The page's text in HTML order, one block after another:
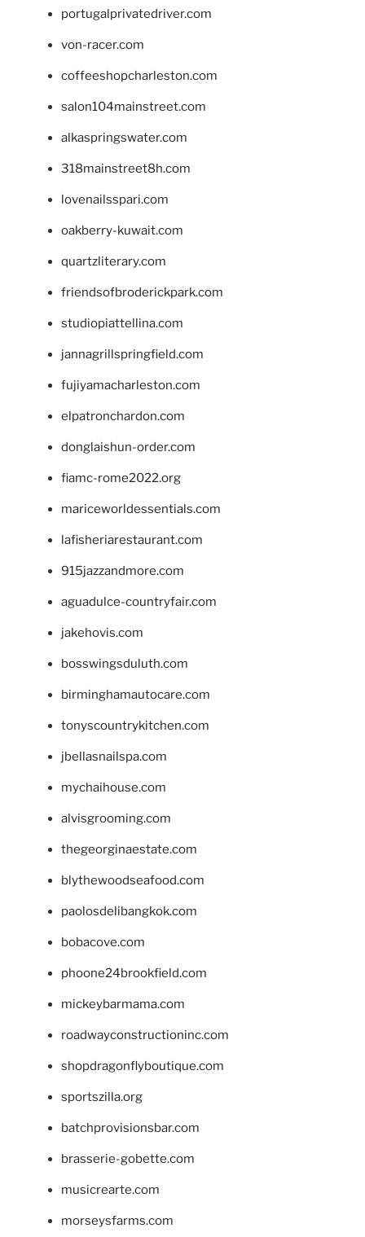
portugalprivatedriver.com
von-racer.com
coffeeshopcharleston.com
salon104mainstreet.com
alkaspringswater.com
318mainstreet8h.com
lovenailsspari.com
oakberry-kuwait.com
quartzliterary.com
friendsofbroderickpark.com
studiopiattellina.com
jannagrillspringfield.com
fujiyamacharleston.com
elpatronchardon.com
donglaishun-order.com
fiamc-rome2022.org
mariceworldessentials.com
lafisheriarestaurant.com
915jazzandmore.com
aguadulce-countryfair.com
jakehovis.com
bosswingsduluth.com
birminghamautocare.com
tonyscountrykitchen.com
jbellasnailspa.com
mychaihouse.com
alvisgrooming.com
thegeorginaestate.com
blythewoodseafood.com
paolosdelibangkok.com
bobacove.com
phoone24brookfield.com
mickeybarmama.com
roadwayconstructioninc.com
shopdragonflyboutique.com
sportszilla.org
batchprovisionsbar.com
brasserie-gobette.com
musicrearte.com
morseysfarms.com